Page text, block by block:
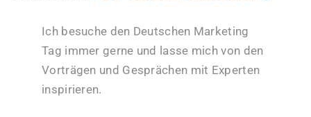
Ich besuche den Deutschen Marketing
Tag immer gerne und lasse mich von den
Vorträgen und Gesprächen mit Experten
inspirieren.